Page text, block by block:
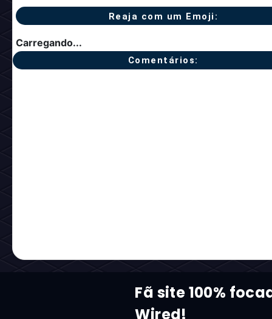
Reaja com um Emoji:
Carregando...
Comentários:
Fã site 100%
Wired!